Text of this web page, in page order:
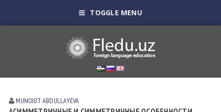
TOGGLE MENU
MUNOJOT ABDULLAYEVA